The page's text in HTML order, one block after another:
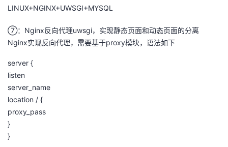
LINUX+NGINX+UWSGI+MYSQL
⑦：Nginx反向代理uwsgi，实现静态页面和动态页面的分离
Nginx实现反向代理，需要基于proxy模块，语法如下
server {
listen
server_name
location / {
proxy_pass
}
}